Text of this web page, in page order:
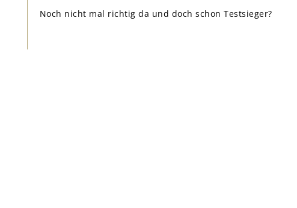
Noch nicht mal richtig da und doch schon Testsieger?